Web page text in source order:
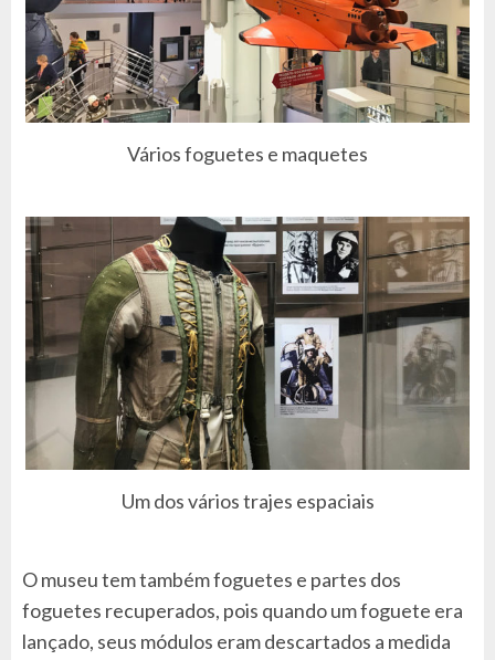
Vários foguetes e maquetes
Um dos vários trajes espaciais
O museu tem também foguetes e partes dos
foguetes recuperados, pois quando um foguete era
lançado, seus módulos eram descartados a medida